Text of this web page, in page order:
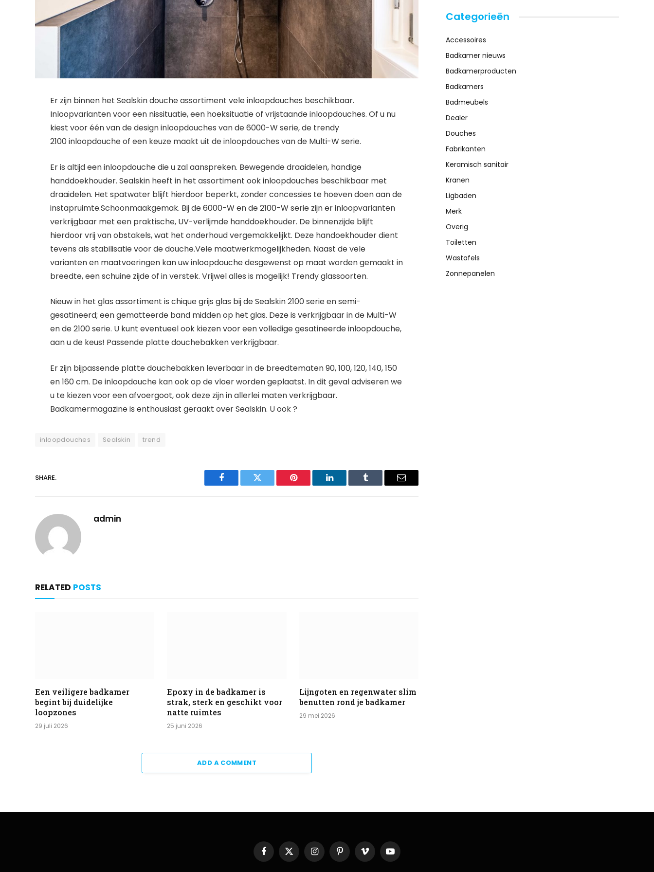
Er zijn binnen het Sealskin douche assortiment vele inloopdouches beschikbaar.
Inloopvarianten voor een nissituatie, een hoeksituatie of vrijstaande inloopdouches. Of u nu
kiest voor één van de design inloopdouches van de 6000-W serie, de trendy
2100 inloopdouche of een keuze maakt uit de inloopdouches van de Multi-W serie.
Er is altijd een inloopdouche die u zal aanspreken. Bewegende draaidelen, handige
handdoekhouder. Sealskin heeft in het assortiment ook inloopdouches beschikbaar met
draaidelen. Het spatwater blijft hierdoor beperkt, zonder concessies te hoeven doen aan de
instapruimte.Schoonmaakgemak. Bij de 6000-W en de 2100-W serie zijn er inloopvarianten
verkrijgbaar met een praktische, UV-verlijmde handdoekhouder. De binnenzijde blijft
hierdoor vrij van obstakels, wat het onderhoud vergemakkelijkt. Deze handoekhouder dient
tevens als stabilisatie voor de douche.Vele maatwerkmogelijkheden. Naast de vele
varianten en maatvoeringen kan uw inloopdouche desgewenst op maat worden gemaakt in
breedte, een schuine zijde of in verstek. Vrijwel alles is mogelijk! Trendy glassoorten.
Nieuw in het glas assortiment is chique grijs glas bij de Sealskin 2100 serie en semi-
gesatineerd; een gematteerde band midden op het glas. Deze is verkrijgbaar in de Multi-W
en de 2100 serie. U kunt eventueel ook kiezen voor een volledige gesatineerde inloopdouche,
aan u de keus! Passende platte douchebakken verkrijgbaar.
Er zijn bijpassende platte douchebakken leverbaar in de breedtematen 90, 100, 120, 140, 150
en 160 cm. De inloopdouche kan ook op de vloer worden geplaatst. In dit geval adviseren we
u te kiezen voor een afvoergoot, ook deze zijn in allerlei maten verkrijgbaar.
Badkamermagazine is enthousiast geraakt over Sealskin. U ook ?
inloopdouches Sealskin trend
SHARE.
Facebook Twitter Pinterest LinkedIn Tumblr Email
admin
RELATED POSTS
Een veiligere badkamer
begint bij duidelijke
loopzones
29 juli 2026
Epoxy in de badkamer is
strak, sterk en geschikt voor
natte ruimtes
25 juni 2026
Lijngoten en regenwater slim
benutten rond je badkamer
29 mei 2026
ADD A COMMENT
Categorieën
Accessoires
Badkamer nieuws
Badkamerproducten
Badkamers
Badmeubels
Dealer
Douches
Fabrikanten
Keramisch sanitair
Kranen
Ligbaden
Merk
Overig
Toiletten
Wastafels
Zonnepanelen
Facebook
X
(Twitter)
InstagramPinterestVimeo YouTube